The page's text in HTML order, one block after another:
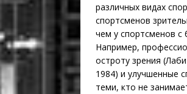
различных видах
спортсменов
чем у спортсменов с
Например,
остроту зрения
1984) и улучшенные
теми, кто не